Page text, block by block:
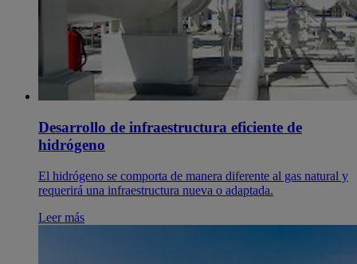
Desarrollo de infraestructura eficiente de
hidrógeno
El hidrógeno se comporta de manera diferente al gas natural y
requerirá una infraestructura nueva o adaptada.
Leer más